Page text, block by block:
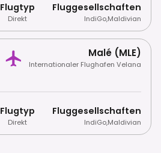
Flugtyp
Direkt
Fluggesellschaften
IndiGo,Maldivian
Malé (MLE)
Internationaler Flughafen Velana
Flugtyp
Direkt
Fluggesellschaften
IndiGo,Maldivian